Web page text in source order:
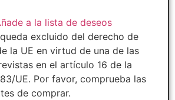
a la lista de deseos
excluido del derecho de
la UE en virtud de una de las
en el artículo 16 de la
UE. Por favor, comprueba las
de comprar.